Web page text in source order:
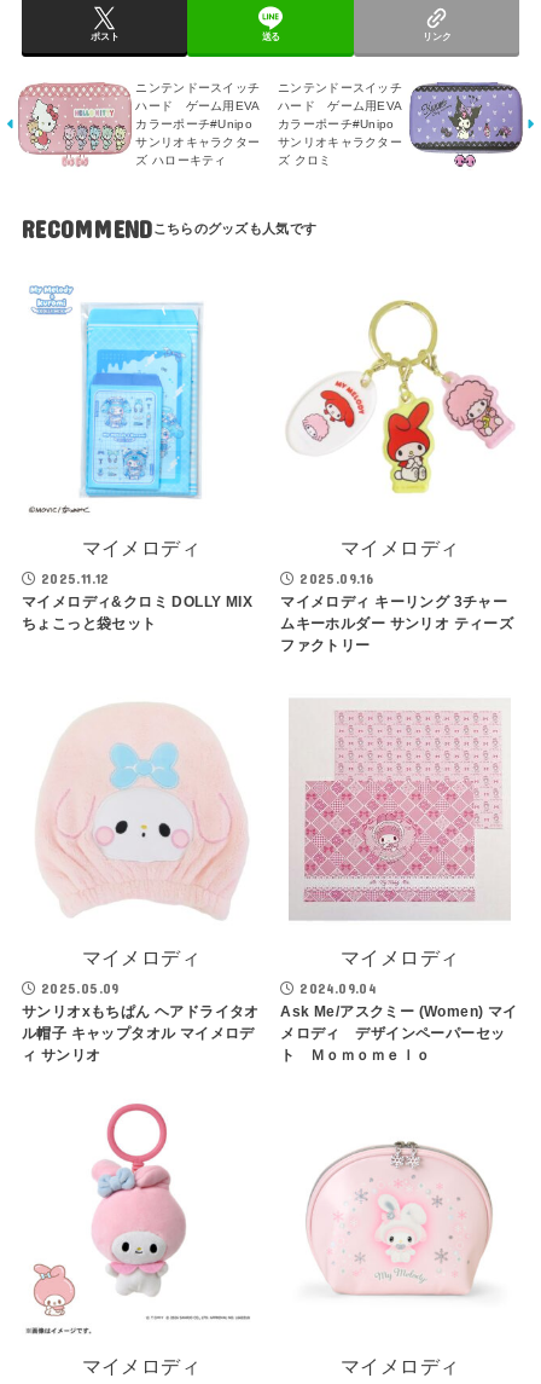
ポスト 送る リンク
ニンテンドースイッチ
ハード ゲーム用EVA
カラーポーチ#Unipo
サンリオキャラクター
ズ ハローキティ
ニンテンドースイッチ
ハード ゲーム用EVA
カラーポーチ#Unipo
サンリオキャラクター
ズ クロミ
RECOMMEND
マイメロディ
2025.11.12
マイメロディ&クロミ DOLLY MIX
ちょこっと袋セット
マイメロディ
2025.09.16
マイメロディ キーリング 3チャー
ムキーホルダー サンリオ ティーズ
ファクトリー
マイメロディ
2025.05.09
サンリオxもちぱん ヘアドライタオ
ル帽子 キャップタオル マイメロデ
ィ サンリオ
マイメロディ
2024.09.04
Ask Me/アスクミー (Women) マイ
メロディ デザインペーパーセッ
ト Ｍｏｍｏｍｅｌｏ
マイメロディ マイメロディ